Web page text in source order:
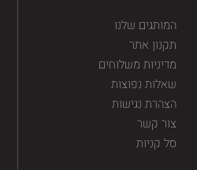
המותגים שלנו
תקנון אתר
מדיניות משלוחים
שאלות נפוצות
הצהרת נגישות
צור קשר
סל קניות